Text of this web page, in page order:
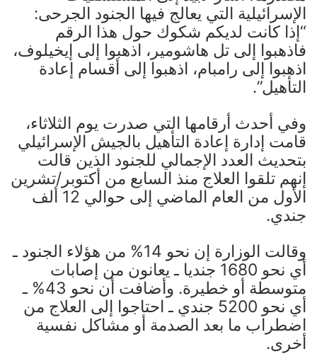
الإسرائيلية التي يعالج فيها الجنود الجرحى:
“إذا كانت لديكم شكوك حول هذا الرقم
فاذهبوا إلى تل هاشومير، اذهبوا إلى إيخيلوف،
اذهبوا إلى رامبام، اذهبوا إلى أقسام إعادة
التأهيل”.
وفي أحدث أرقامها التي صدرت يوم الثلاثاء،
قامت إدارة إعادة التأهيل بالجيش الإسرائيلي
بتحديث العدد الإجمالي للجنود الذين قالت
إنهم تلقوا العلاج منذ السابع من أكتوبر/تشرين
الأول من العام الماضي إلى حوالي 12 ألف
جندي.
وقالت الوزارة إن نحو 14% من هؤلاء الجنود ـ
أي نحو 1680 جنديا ـ يعانون من إصابات
متوسطة أو خطيرة. وأضافت أن نحو 43% ـ
أي نحو 5200 جندي ـ احتاجوا إلى العلاج من
اضطراب ما بعد الصدمة أو مشاكل نفسية
أخرى.